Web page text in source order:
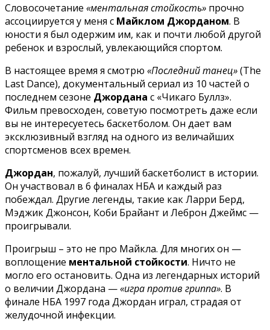
Словосочетание «ментальная стойкость» прочно
ассоциируется у меня с Майклом Джорданом. В
юности я был одержим им, как и почти любой другой
ребенок и взрослый, увлекающийся спортом.
В настоящее время я смотрю «Последний танец»(The
Last Dance), документальный сериал из 10 частей о
последнем сезоне Джордана с «Чикаго Буллз».
Фильм превосходен, советую посмотреть даже если
вы не интересуетесь баскетболом. Он дает вам
эксклюзивный взгляд на одного из величайших
спортсменов всех времен.
Джордан, пожалуй, лучший баскетболист в истории.
Он участвовал в 6 финалах НБА и каждый раз
побеждал. Другие легенды, такие как Ларри Берд,
Мэджик Джонсон, Коби Брайант и Леброн Джеймс —
проигрывали.
Проигрыш – это не про Майкла. Для многих он —
воплощение ментальной стойкости. Ничто не
могло его остановить. Одна из легендарных историй
о величии Джордана —«игра против гриппа». В
финале НБА 1997 года Джордан играл, страдая от
желудочной инфекции.